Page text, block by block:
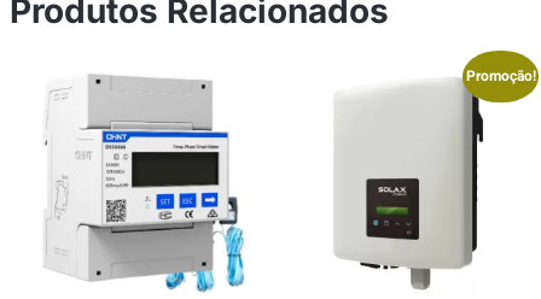
Produtos Relacionados
Promoção!